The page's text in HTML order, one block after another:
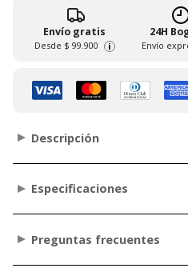
Envío gratis
Desde $ 99.900 i
24H
Envío
Descripción
Especificaciones
Preguntas frecuentes